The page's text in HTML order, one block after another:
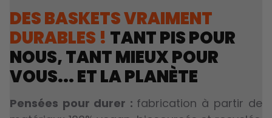
DES BASKETS VRAIMENT
DURABLES ! TANT PIS POUR
NOUS, TANT MIEUX POUR
VOUS... ET LA PLANÈTE
Pensées pour durer : fabrication à partir de